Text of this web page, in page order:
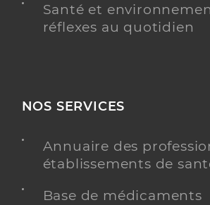
Santé et
réflexes au quotidien
NOS SERVICES
Annuaire des
établissements de
Base de médicaments